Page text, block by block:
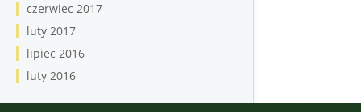
czerwiec 2017
luty 2017
lipiec 2016
luty 2016